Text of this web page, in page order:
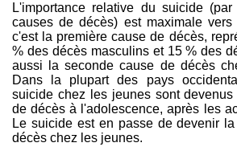
L'importance relative du suicide
causes de décès) est maximale
c'est la première cause de décès,
% des décès masculins et 15 % des
aussi la seconde cause de décès
Dans la plupart des pays
suicide chez les jeunes sont
de décès à l'adolescence, après les
Le suicide est en passe de devenir
décès chez les jeunes.